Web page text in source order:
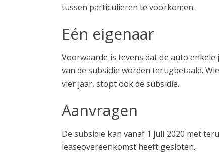
tussen particulieren te voorkomen.
Eén eigenaar
Voorwaarde is tevens dat de auto
van de subsidie worden terugbetaald.
vier jaar, stopt ook de subsidie.
Aanvragen
De subsidie kan vanaf 1 juli 2020 met
leaseovereenkomst heeft gesloten.